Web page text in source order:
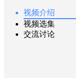
视频介绍
视频选集
交流讨论